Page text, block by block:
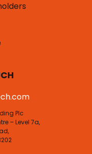
Plc
– Level 7a,